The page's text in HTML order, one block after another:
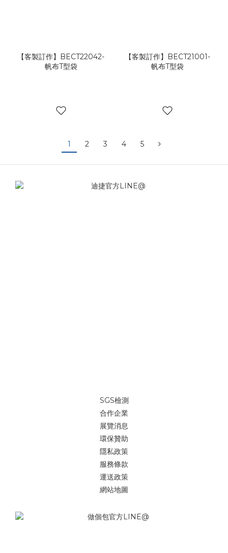
【客製訂作】BECT22042-
帆布T型袋
【客製訂作】BECT21001-
帆布T型袋
1 2 3 4 5
SGS檢測
合作企業
展覽消息
環保贊助
隱私政策
服務條款
運送政策
網站地圖